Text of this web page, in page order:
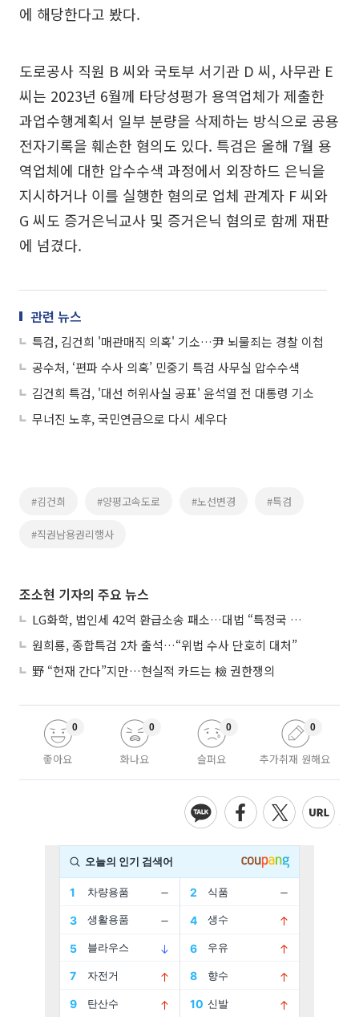
에 해당한다고 봤다.
도로공사 직원 B 씨와 국토부 서기관 D 씨, 사무관 E
씨는 2023년 6월께 타당성평가 용역업체가 제출한
과업수행계획서 일부 분량을 삭제하는 방식으로 공용
전자기록을 훼손한 혐의도 있다. 특검은 올해 7월 용
역업체에 대한 압수수색 과정에서 외장하드 은닉을
지시하거나 이를 실행한 혐의로 업체 관계자 F 씨와
G 씨도 증거은닉교사 및 증거은닉 혐의로 함께 재판
에 넘겼다.
관련 뉴스
특검, 김건희 '매관매직 의혹' 기소…尹 뇌물죄는 경찰 이첩
공수처, ‘편파 수사 의혹’ 민중기 특검 사무실 압수수색
김건희 특검, '대선 허위사실 공표' 윤석열 전 대통령 기소
무너진 노후, 국민연금으로 다시 세우다
#김건희 #양평고속도로 #노선변경 #특검
#직권남용권리행사
조소현 기자의 주요 뉴스
LG화학, 법인세 42억 환급소송 패소…대법 “특정국 손실, 다른 국가 소득에도 안분”
원희룡, 종합특검 2차 출석…“위법 수사 단호히 대처”
野 “헌재 간다”지만…현실적 카드는 檢 권한쟁의
좋아요
0
화나요
0
슬퍼요
0
추가취재 원해요
0